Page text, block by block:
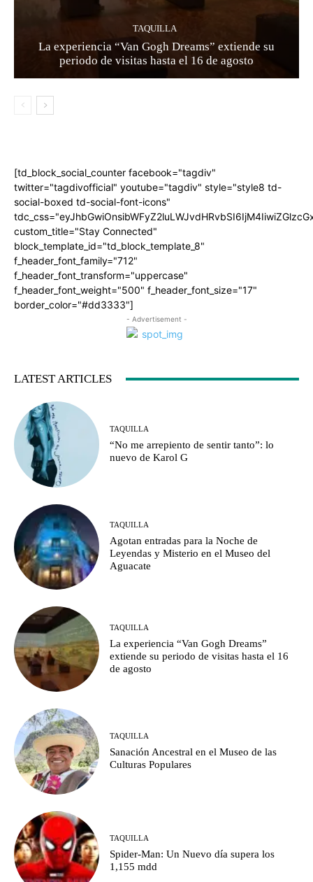
TAQUILLA
La experiencia “Van Gogh Dreams” extiende su
periodo de visitas hasta el 16 de agosto
[td_block_social_counter facebook="tagdiv"
twitter="tagdivofficial" youtube="tagdiv" style="style8 td-
social-boxed td-social-font-icons"
custom_title="Stay Connected"
block_template_id="td_block_template_8"
f_header_font_family="712"
f_header_font_transform="uppercase"
f_header_font_weight="500" f_header_font_size="17"
border_color="#dd3333"]
- Advertisement -
LATEST ARTICLES
TAQUILLA
“No me arrepiento de sentir tanto”: lo
nuevo de Karol G
TAQUILLA
Agotan entradas para la Noche de
Leyendas y Misterio en el Museo del
Aguacate
TAQUILLA
La experiencia “Van Gogh Dreams”
extiende su periodo de visitas hasta el 16
de agosto
TAQUILLA
Sanación Ancestral en el Museo de las
Culturas Populares
TAQUILLA
Spider-Man: Un Nuevo día supera los
1,155 mdd